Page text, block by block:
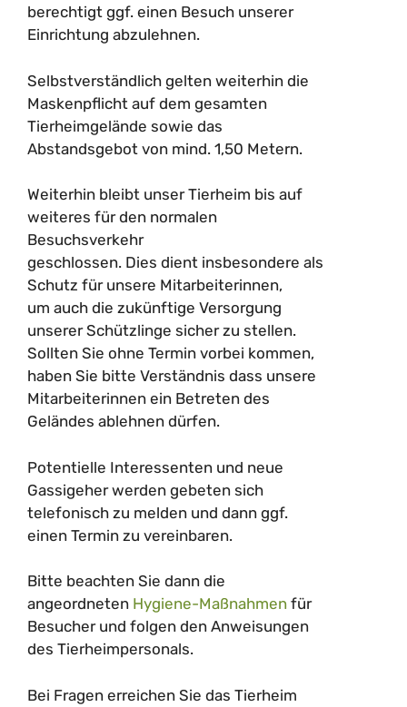
berechtigt ggf. einen Besuch unserer
Einrichtung abzulehnen.
Selbstverständlich gelten weiterhin die
Maskenpflicht auf dem gesamten
Tierheimgelände sowie das
Abstandsgebot von mind. 1,50 Metern.
Weiterhin bleibt unser Tierheim bis auf
weiteres für den normalen
Besuchsverkehr
geschlossen. Dies dient insbesondere als
Schutz für unsere Mitarbeiterinnen,
um auch die zukünftige Versorgung
unserer Schützlinge sicher zu stellen.
Sollten Sie ohne Termin vorbei kommen,
haben Sie bitte Verständnis dass unsere
Mitarbeiterinnen ein Betreten des
Geländes ablehnen dürfen.
Potentielle Interessenten und neue
Gassigeher werden gebeten sich
telefonisch zu melden und dann ggf.
einen Termin zu vereinbaren.
Bitte beachten Sie dann die
angeordneten Hygiene-Maßnahmen für
Besucher und folgen den Anweisungen
des Tierheimpersonals.
Bei Fragen erreichen Sie das Tierheim